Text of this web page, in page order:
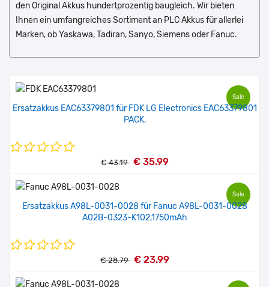
den Original Akkus hundertprozentig baugleich. Wir bieten
Ihnen ein umfangreiches Sortiment an PLC Akkus für allerlei
Marken, ob Yaskawa, Tadiran, Sanyo, Siemens oder Fanuc.
Sale
Ersatzakkus EAC63379801 für FDK LG EIectronics EAC63379801
PACK,
€ 43.19 € 35.99
Sale
Ersatzakkus A98L-0031-0028 für Fanuc A98L-0031-0028
A02B-0323-K102,1750mAh
€ 28.79 € 23.99